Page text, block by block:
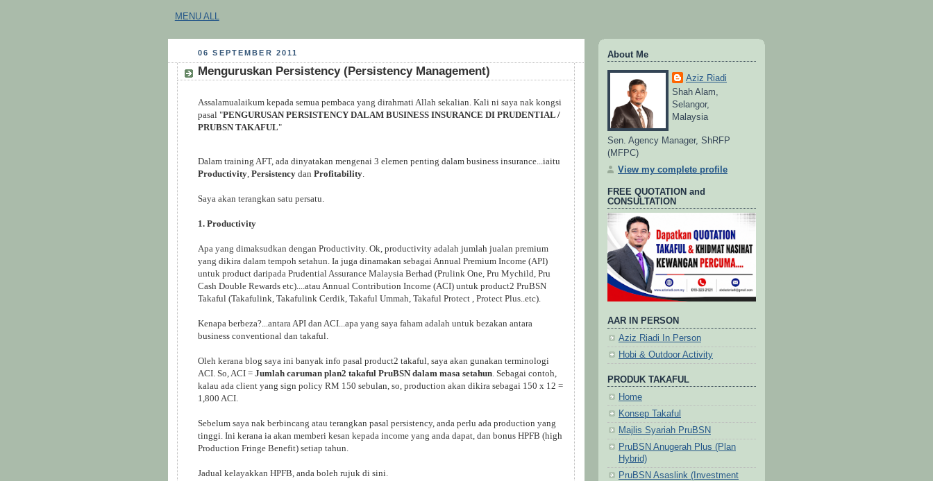
MENU ALL
06 SEPTEMBER 2011
Menguruskan Persistency (Persistency Management)
Assalamualaikum kepada semua pembaca yang dirahmati Allah sekalian. Kali ni saya nak kongsi
pasal "PENGURUSAN PERSISTENCY DALAM BUSINESS INSURANCE DI PRUDENTIAL /
PRUBSN TAKAFUL"
Dalam training AFT, ada dinyatakan mengenai 3 elemen penting dalam business insurance...iaitu
Productivity Persistency dan Profitability
Saya akan terangkan satu persatu.
1. Productivity
Apa yang dimaksudkan dengan Productivity. Ok, productivity adalah jumlah jualan premium
yang dikira dalam tempoh setahun. Ia juga dinamakan sebagai Annual Premium Income (API)
untuk product daripada Prudential Assurance Malaysia Berhad (Prulink One, Pru Mychild, Pru
Cash Double Rewards etc)....atau Annual Contribution Income (ACI) untuk product2 PruBSN
Takaful (Takafulink, Takafulink Cerdik, Takaful Ummah, Takaful Protect , Protect Plus..etc).
Kenapa berbeza?...antara API dan ACI...apa yang saya faham adalah untuk bezakan antara
business conventional dan takaful.
Oleh kerana blog saya ini banyak info pasal product2 takaful, saya akan gunakan terminologi
ACI. So, ACI = Jumlah caruman plan2 takaful PruBSN dalam masa setahun . Sebagai contoh,
kalau ada client yang sign policy RM 150 sebulan, so, production akan dikira sebagai 150 x 12 =
1,800 ACI.
Sebelum saya nak berbincang atau terangkan pasal persistency, anda perlu ada production yang
tinggi. Ini kerana ia akan memberi kesan kepada income yang anda dapat, dan bonus HPFB (high
Production Fringe Benefit) setiap tahun.
Jadual kelayakkan HPFB, anda boleh rujuk di sini.
About Me
Aziz Riadi
Shah Alam,
Selangor,
Malaysia
Sen. Agency Manager, ShRFP
(MFPC)
View my complete profile
FREE QUOTATION and
CONSULTATION
AAR IN PERSON
Aziz Riadi In Person
Hobi & Outdoor Activity
PRODUK TAKAFUL
Home
Konsep Takaful
Majlis Syariah PruBSN
PruBSN Anugerah Plus (Plan
Hybrid)
PruBSN Asaslink (Investment